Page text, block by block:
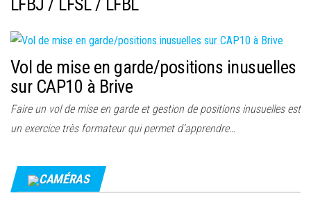
Vol de mise en garde/positions inusuelles
sur CAP10 à Brive
Faire un vol de mise en garde et gestion de positions inusuelles est
un exercice très formateur qui permet d’apprendre…
CAMÉRAS